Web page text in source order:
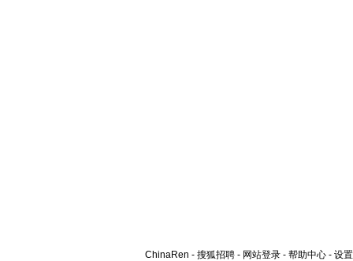
ChinaRen - 搜狐招聘 - 网站登录 - 帮助中心 - 设